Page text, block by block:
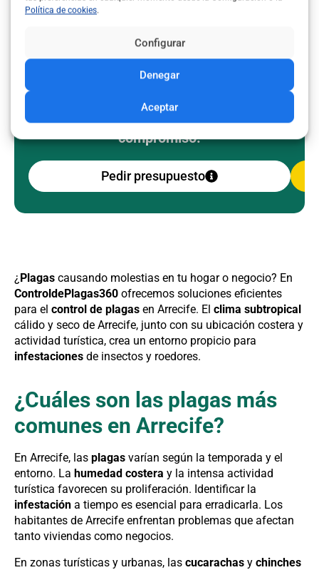
Política de cookies.
Aceptar
Denegar
Configurar
¿Problemas de plagas en tu
casa o negocio? ¡Consigue
aquí el mejor precio!
Pide ahora un presupuesto gratuito y
encuentra una empresa de control de
plagas en tu zonarápido y sin
compromiso.
Pedir presupuesto
¿ Plagas causando molestias en tu hogar o negocio? En
ControldePlagas360 ofrecemos soluciones eficientes
para el control de plagas en Arrecife. El clima subtropical
cálido y seco de Arrecife, junto con su ubicación costera y
actividad turística, crea un entorno propicio para
infestaciones de insectos y roedores.
¿Cuáles son las plagas más
comunes en Arrecife?
En Arrecife, las plagas varían según la temporada y el
entorno. La humedad costera y la intensa actividad
turística favorecen su proliferación. Identificar la
infestación a tiempo es esencial para erradicarla. Los
habitantes de Arrecife enfrentan problemas que afectan
tanto viviendas como negocios.
En zonas turísticas y urbanas, las cucarachas y chinches